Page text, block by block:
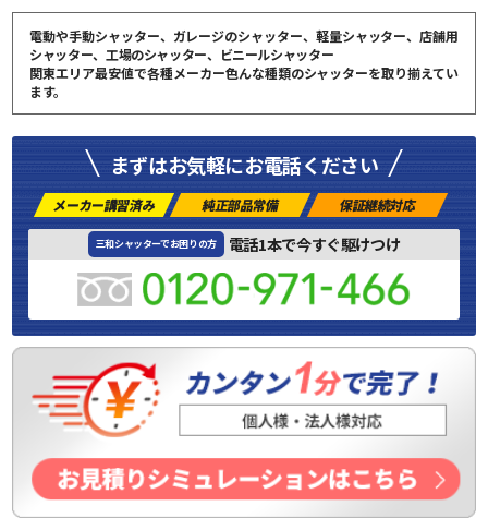
電動や手動シャッター、ガレージのシャッター、軽量シャッター、店舗用
シャッター、工場のシャッター、ビニールシャッター
関東エリア最安値で各種メーカー色んな種類のシャッターを取り揃えてい
ます。
まずはお気軽にお電話ください
メーカー講習済み 純正部品常備 保証継続対応
三和シャッターでお困りの方 電話1本で今すぐ駆けつけ